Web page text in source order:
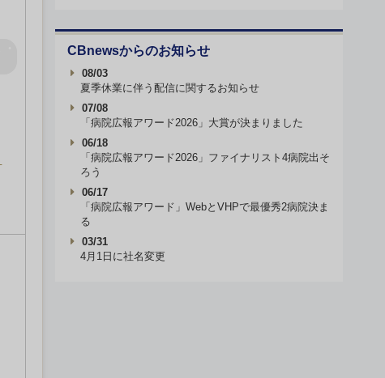
CBnewsからのお知らせ
08/03
夏季休業に伴う配信に関するお知らせ
07/08
「病院広報アワード2026」大賞が決まりました
06/18
「病院広報アワード2026」ファイナリスト4病院出そ
ろう
06/17
「病院広報アワード」WebとVHPで最優秀2病院決ま
る
03/31
4月1日に社名変更